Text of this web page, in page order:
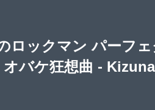
のロックマン パーフ
バケ狂想曲 -